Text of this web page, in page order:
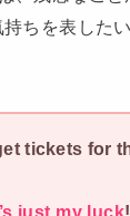
ちを表した
tickets for
just my luck!